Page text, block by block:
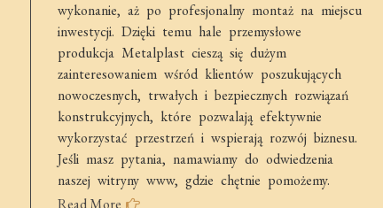
wykonanie, aż po profesjonalny montaż na miejscu
inwestycji. Dzięki temu hale przemysłowe
produkcja Metalplast cieszą się dużym
zainteresowaniem wśród klientów poszukujących
nowoczesnych, trwałych i bezpiecznych rozwiązań
konstrukcyjnych, które pozwalają efektywnie
wykorzystać przestrzeń i wspierają rozwój biznesu.
Jeśli masz pytania, namawiamy do odwiedzenia
naszej witryny www, gdzie chętnie pomożemy.
Read More